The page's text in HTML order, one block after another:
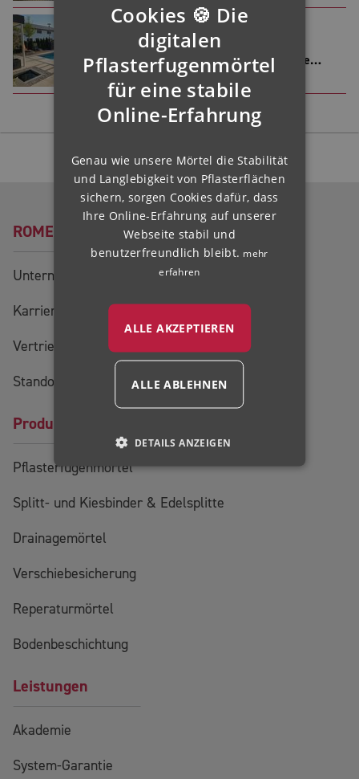
Herzen Frankfurts
3/20/2025
Eine feste Verbindung für keramische
Meisterwerke
Folgen Sie uns:
ROMEX®
Unternehmen
Karriere
Vertriebsteam
Standorte
Produkte
Pflasterfugenmörtel
Splitt- und Kiesbinder & Edelsplitte
Drainagemörtel
Verschiebesicherung
Reperaturmörtel
Bodenbeschichtung
Leistungen
Akademie
System-Garantie
FRENCH
FINNISH
NORWEGIAN
HUNGARIAN
Cookies 🍪 Die
digitalen
Pflasterfugenmörtel
für eine stabile
Online-Erfahrung
Genau wie unsere Mörtel die Stabilität
und Langlebigkeit von Pflasterflächen
sichern, sorgen Cookies dafür, dass
Ihre Online-Erfahrung auf unserer
Webseite stabil und
benutzerfreundlich bleibt. mehr
erfahren
ALLE AKZEPTIEREN
ALLE ABLEHNEN
DETAILS ANZEIGEN